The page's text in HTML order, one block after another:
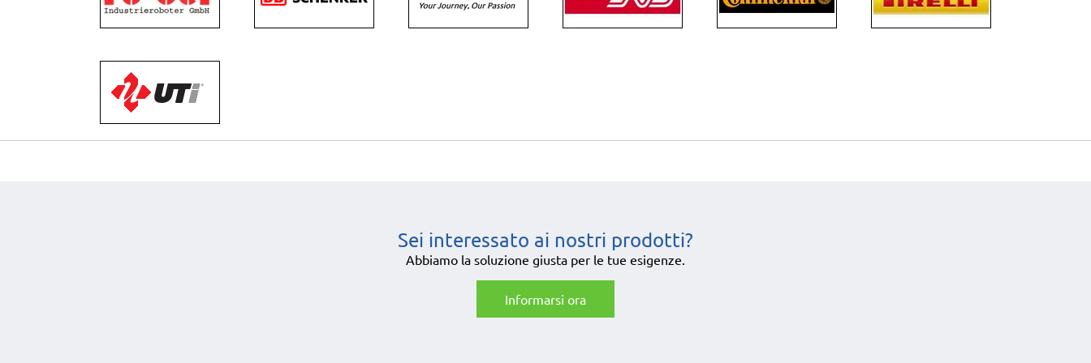
Sei interessato ai nostri prodotti?
Abbiamo la soluzione giusta per le tue esigenze.
Informarsi ora